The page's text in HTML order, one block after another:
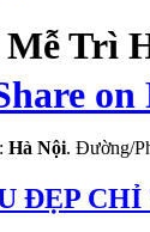
Mễ Trì
Hà Nội. Đường/
ĐẸP